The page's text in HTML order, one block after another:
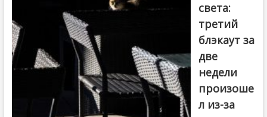
света:
третий
блэкаут за
две
недели
произоше
л из-за